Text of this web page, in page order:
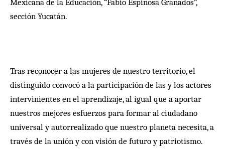
Mexicana de la Educación, “Fabio Espinosa Granados”,
sección Yucatán.
Tras reconocer a las mujeres de nuestro territorio, el
distinguido convocó a la participación de las y los actores
intervinientes en el aprendizaje, al igual que a aportar
nuestros mejores esfuerzos para formar al ciudadano
universal y autorrealizado que nuestro planeta necesita, a
través de la unión y con visión de futuro y patriotismo.